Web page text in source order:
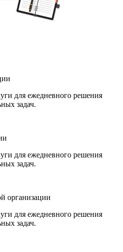
для ежедневного решения
задач.
для ежедневного решения
задач.
организации
для ежедневного решения
задач.